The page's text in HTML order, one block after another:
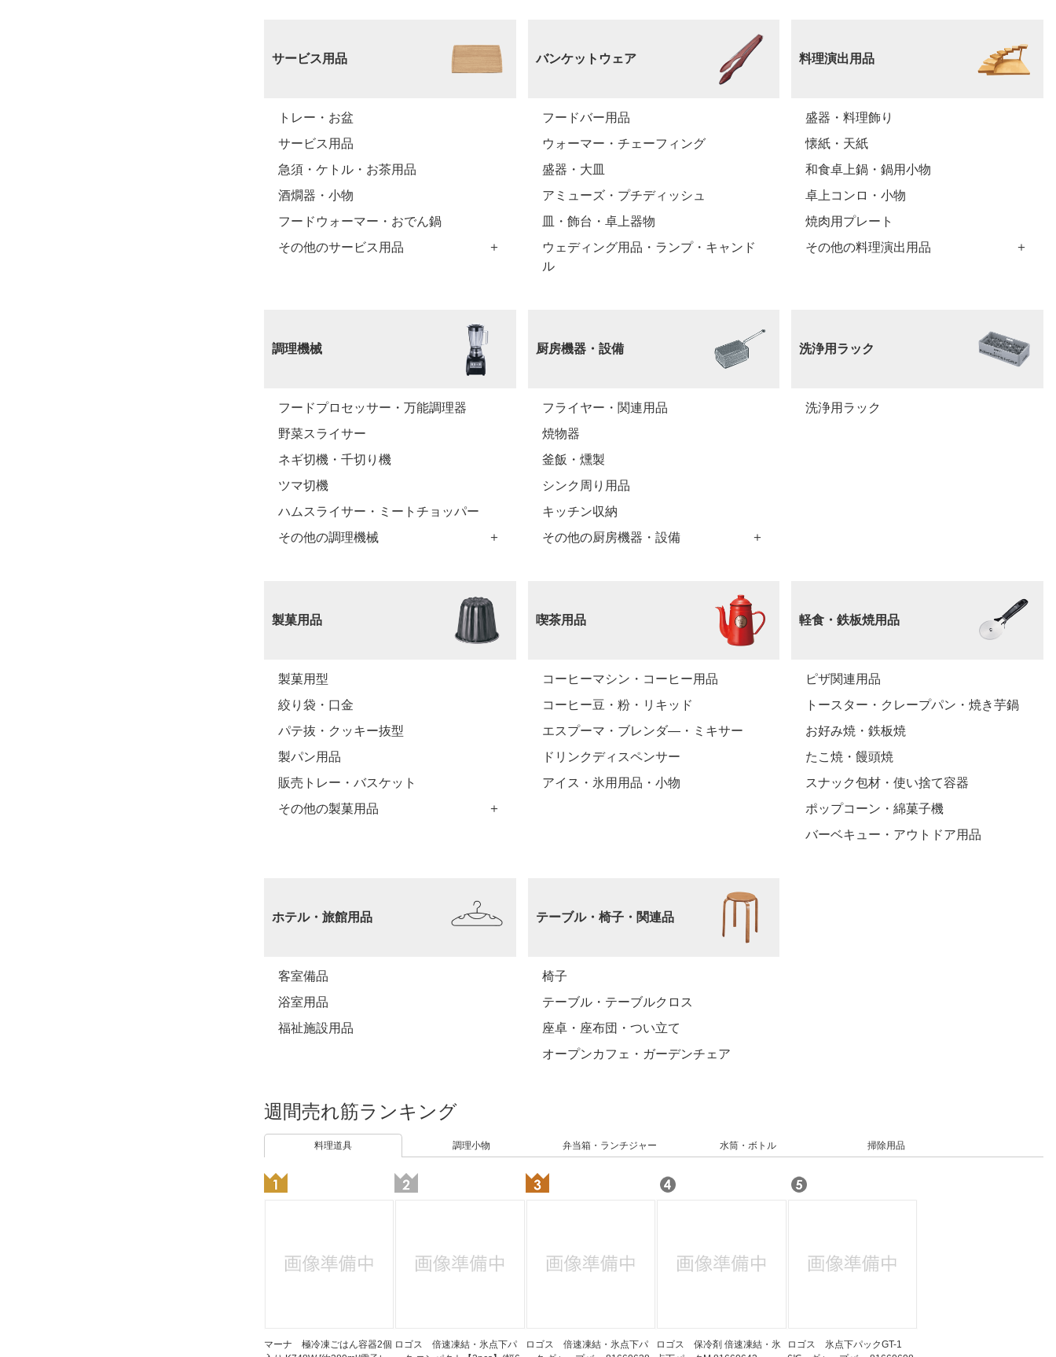
サービス用品
トレー・お盆
サービス用品
急須・ケトル・お茶用品
酒燗器・小物
フードウォーマー・おでん鍋
その他のサービス用品
バンケットウェア
フードバー用品
ウォーマー・チェーフィング
盛器・大皿
アミューズ・プチディッシュ
皿・飾台・卓上器物
ウェディング用品・ランプ・キャンド
ル
料理演出用品
盛器・料理飾り
懐紙・天紙
和食卓上鍋・鍋用小物
卓上コンロ・小物
焼肉用プレート
その他の料理演出用品
調理機械
フードプロセッサー・万能調理器
野菜スライサー
ネギ切機・千切り機
ツマ切機
ハムスライサー・ミートチョッパー
その他の調理機械
厨房機器・設備
フライヤー・関連用品
焼物器
釜飯・燻製
シンク周り用品
キッチン収納
その他の厨房機器・設備
洗浄用ラック
洗浄用ラック
製菓用品
製菓用型
絞り袋・口金
パテ抜・クッキー抜型
製パン用品
販売トレー・バスケット
その他の製菓用品
喫茶用品
コーヒーマシン・コーヒー用品
コーヒー豆・粉・リキッド
エスプーマ・ブレンダ―・ミキサー
ドリンクディスペンサー
アイス・氷用用品・小物
軽食・鉄板焼用品
ピザ関連用品
トースター・クレープパン・焼き芋鍋
お好み焼・鉄板焼
たこ焼・饅頭焼
スナック包材・使い捨て容器
ポップコーン・綿菓子機
バーベキュー・アウトドア用品
ホテル・旅館用品
客室備品
浴室用品
福祉施設用品
テーブル・椅子・関連品
椅子
テーブル・テーブルクロス
座卓・座布団・つい立て
オープンカフェ・ガーデンチェア
週間売れ筋ランキング
料理道具 調理小物 弁当箱・ランチジャー 水筒・ボトル 掃除用品
マーナ 極冷凍ごはん容器2個 ロゴス 倍速凍結・氷点下パ
ロゴス 倍速凍結・氷点下パ
ロゴス 保冷剤 倍速凍結・氷
ロゴス 氷点下パックGT-1